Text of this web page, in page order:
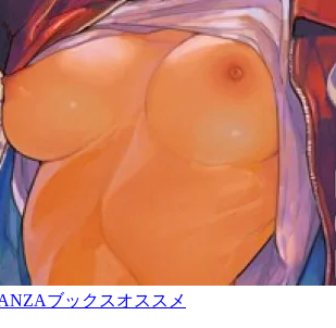
ブックスオススメ